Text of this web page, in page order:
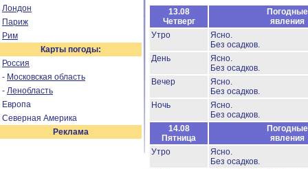
Лондон
Париж
Рим
Карты погоды:
Россия
- Московская область
- Ленобласть
Европа
Северная Америка
Реклама
13.08
Четверг
Погодные
явления
Утро
Ясно.
Без осадков.
День
Ясно.
Без осадков.
Вечер
Ясно.
Без осадков.
Ночь
Ясно.
Без осадков.
14.08
Пятница
Погодные
явления
Утро
Ясно.
Без осадков.